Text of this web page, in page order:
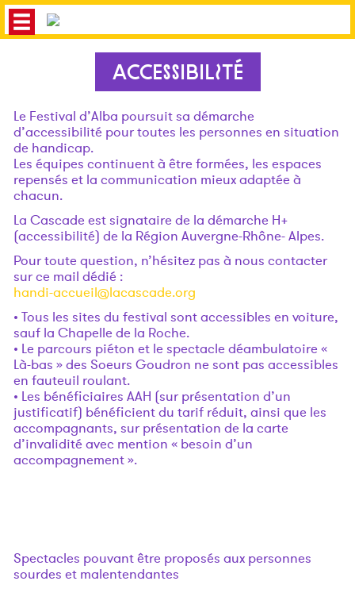
ACCESSIBILITÉ
Le Festival d’Alba poursuit sa démarche
d’accessibilité pour toutes les personnes en situation
de handicap.
Les équipes continuent à être formées, les espaces
repensés et la communication mieux adaptée à
chacun.
La Cascade est signataire de la démarche H+
(accessibilité) de la Région Auvergne-Rhône- Alpes.
Pour toute question, n’hésitez pas à nous contacter
sur ce mail dédié :
handi-accueil@lacascade.org
• Tous les sites du festival sont accessibles en voiture,
sauf la Chapelle de la Roche.
• Le parcours piéton et le spectacle déambulatoire «
Là-bas » des Soeurs Goudron ne sont pas accessibles
en fauteuil roulant.
• Les bénéficiaires AAH (sur présentation d’un
justificatif) bénéficient du tarif réduit, ainsi que les
accompagnants, sur présentation de la carte
d’invalidité avec mention « besoin d’un
accompagnement ».
Spectacles pouvant être proposés aux personnes
sourdes et malentendantes